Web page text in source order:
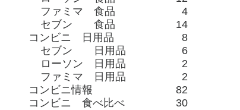
ファミマ 食品
4
セブン 食品
14
コンビニ 日用品
8
セブン 日用品
6
ローソン 日用品
2
ファミマ 日用品
2
コンビニ情報
82
コンビニ 食べ比べ
30